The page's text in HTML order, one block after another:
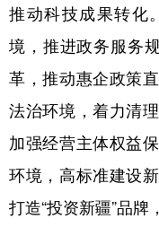
推动科技成果转化
境，推进政务服务
革，推动惠企政策
法治环境，着力清
加强经营主体权益
环境，高标准建设
打造“投资新疆”品牌